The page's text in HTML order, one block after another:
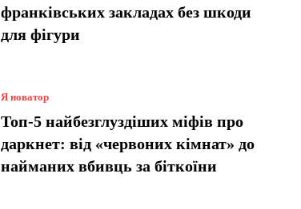
франківських закладах без шкоди
для фігури
Я новатор
Топ-5 найбезглуздіших міфів про
даркнет: від «червоних кімнат» до
найманих вбивць за біткоїни